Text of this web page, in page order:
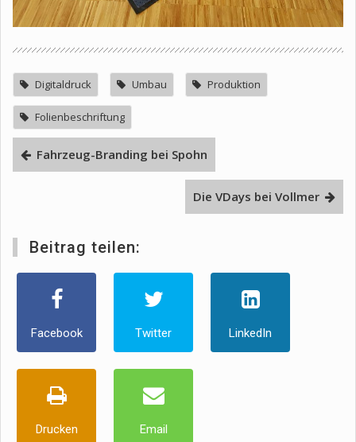
Digitaldruck Umbau Produktion
Folienbeschriftung
Fahrzeug-Branding bei Spohn
Die VDays bei Vollmer
Beitrag teilen:
Facebook Twitter LinkedIn
Drucken Email